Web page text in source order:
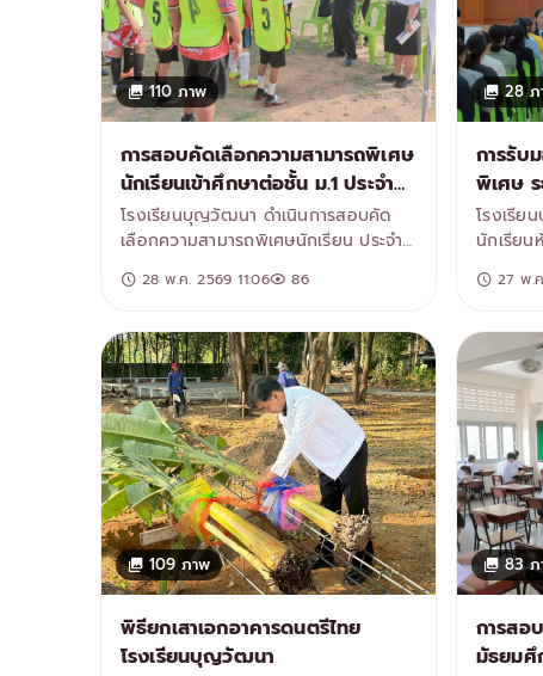
110 ภาพ
การสอบคัดเลือกความสามารถพิเศษ
นักเรียนเข้าศึกษาต่อชั้น ม.1 ประจำปี
การศึกษา 2569
โรงเรียนบุญวัฒนา ดำเนินการสอบคัด
เลือกความสามารถพิเศษนักเรียน ประจำปี
การศึกษา 2569 เพื่อเปิดโอกาสให้
นักเรียนที่มีความสามารถโดดเด่นในด้าน
เลือกตามความถนัดและความสามารถของ
ตนเองบรรยากาศการสอบเป็นไปด้วย
ความเรียบร้อย โดยมีคณะกรรมการ ครู
และบุคลากรทางการศึกษา ร่วมดำเนินการ
คัดเลือกอย่างโปร่งใสและเป็นธรรม เพื่อ
ส่งเสริมและพัฒนาศักยภาพของผู้เรียน
อย่างรอบด้าน
28 พ.ค. 2569 11:06 86
28 ภ
การรับ
พิเศษ
4 ปีกา
โรงเรีย
นักเรียน
มัธยมศึ
ประจำปี
การตาม
เพรียง
27 พ.
109 ภาพ
พิธียกเสาเอกอาคารดนตรีไทย
โรงเรียนบุญวัฒนา
83 ภ
การสอ
มัธยมศึ